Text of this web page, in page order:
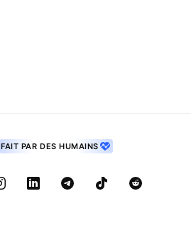
FAIT PAR DES HUMAINS